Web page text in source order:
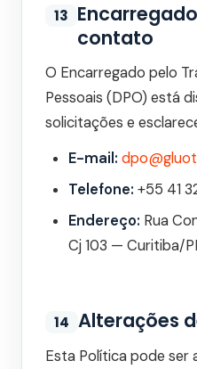
13
contato
O Encarregado pelo
Pessoais (DPO) está
solicitações e
E-mail:
Telefone: +55 41
Endereço: Rua
Cj 103 — Curitiba/
14 Alterações
Esta Política pode ser